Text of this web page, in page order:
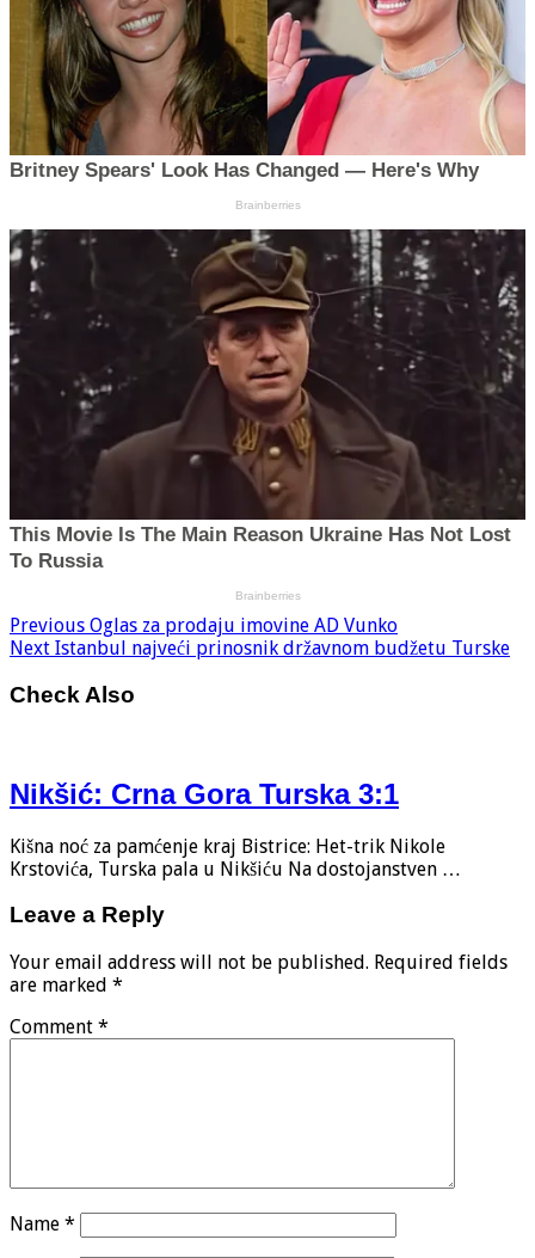
Previous Oglas za prodaju imovine AD Vunko
Next Istanbul najveći prinosnik državnom budžetu Turske
Check Also
Nikšić: Crna Gora Turska 3:1
Kišna noć za pamćenje kraj Bistrice: Het-trik Nikole
Krstovića, Turska pala u Nikšiću Na dostojanstven …
Leave a Reply
Your email address will not be published. Required fields
are marked *
Comment *
Name *